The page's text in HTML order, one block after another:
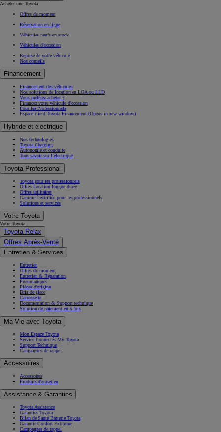
Acheter une Toyota
Offres du moment
Réservation en ligne
Véhicules neufs en stock
Véhicules d'occasion
Reprise de votre véhicule
Nos conseils
Financement
Financement des véhicules
Nos solutions de location en LOA ou LLD
Vous préférez acheter ?
Financez votre véhicule d'occasion
Pour les Professionnels
Espace client Toyota Financement (Opens in new window)
Hybride et électrique
Nos technologies
Toyota Charging
Autonomie et conduite
Tout savoir sur l’électrique
Toyota Professional
Toyota pour les professionnels
Offres Location longue durée
Offres utilitaires
Gamme électrifiée pour les professionnels
Solutions et services
Votre Toyota
Votre Toyota
Toyota Relax
Offres Après-Vente
Entretien & Services
Entretien
Offres du moment
Entretien & Réparation
Pneumatiques
Pièces d'origine
Bris de glace
Carrosserie
Documentation & Support technique
Solution de paiement en x fois
Ma Vie avec Toyota
Mon Espace Toyota
Service Connectés My Toyota
Support Technique
Campagnes de rappel
Accessoires
Accessoires
Produits d'entretien
Assistance & Garanties
Toyota Assistance
Garanties Toyota
Bilan de Santé Batterie Toyota
Garantie Confort Extracare
Campagnes de rappel